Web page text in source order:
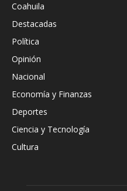
Coahuila
Destacadas
Política
Opinión
Nacional
Economía y Finanzas
Deportes
Ciencia y Tecnología
Cultura